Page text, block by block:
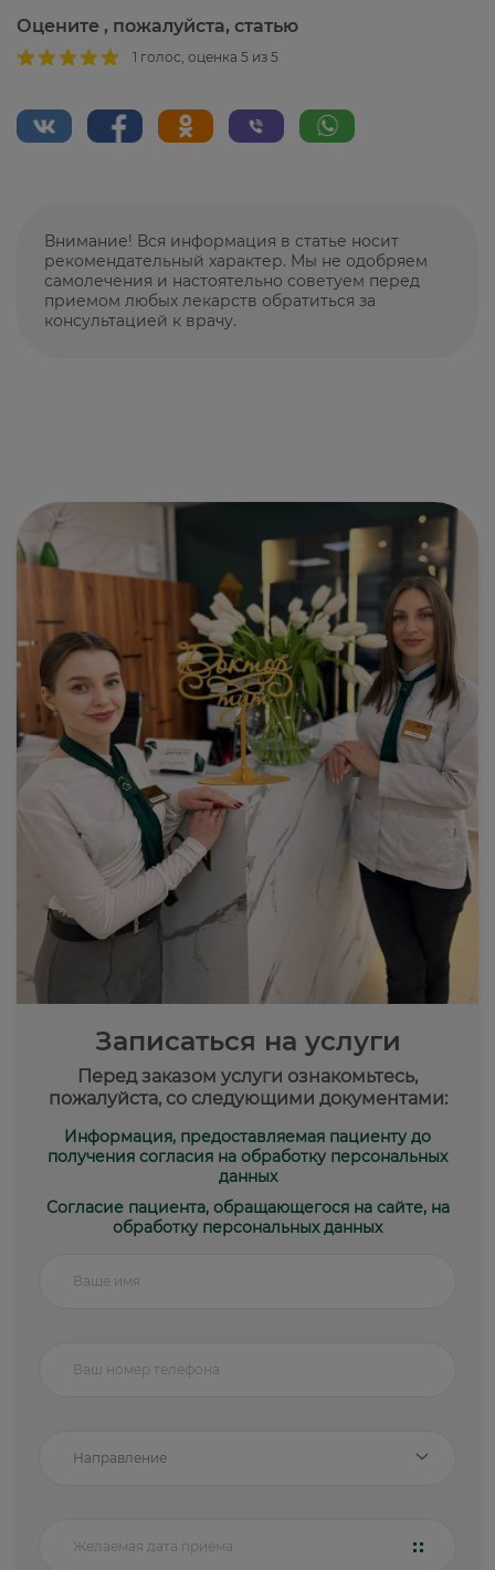
Оцените , пожалуйста, статью
1 голос, оценка 5 из 5
Внимание! Вся информация в статье носит
рекомендательный характер. Мы не одобряем
самолечения и настоятельно советуем перед
приемом любых лекарств обратиться за
консультацией к врачу.
Записаться на услуги
Перед заказом услуги ознакомьтесь,
пожалуйста, со следующими документами:
Информация, предоставляемая пациенту до
получения согласия на обработку персональных
данных
Согласие пациента, обращающегося на сайте, на
обработку персональных данных
Направление